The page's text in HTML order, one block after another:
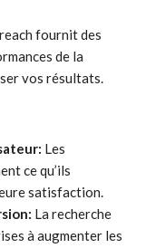
fournit des
de la
vos résultats.
Les
ce qu’ils
satisfaction.
La recherche
à augmenter les